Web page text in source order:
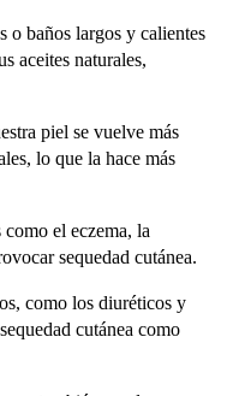
o baños largos y calientes
aceites naturales,
piel se vuelve más
lo que la hace más
el eczema, la
sequedad cutánea.
como los diuréticos y
cutánea como